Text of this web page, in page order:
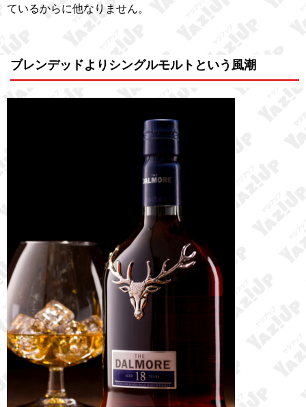
ているからに他なりません。
ブレンデッドよりシングルモルトという風潮